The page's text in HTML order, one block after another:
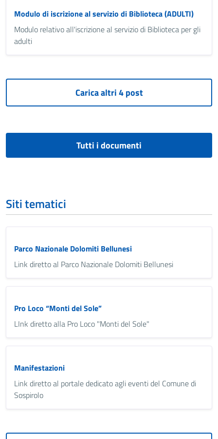
Modulo di iscrizione al servizio di Biblioteca (ADULTI)
Modulo relativo all'iscrizione al servizio di Biblioteca per gli
adulti
Tutti i documenti
Siti tematici
Parco Nazionale Dolomiti Bellunesi
Link diretto al Parco Nazionale Dolomiti Bellunesi
Pro Loco “Monti del Sole”
LInk diretto alla Pro Loco "Monti del Sole"
Manifestazioni
Link diretto al portale dedicato agli eventi del Comune di
Sospirolo